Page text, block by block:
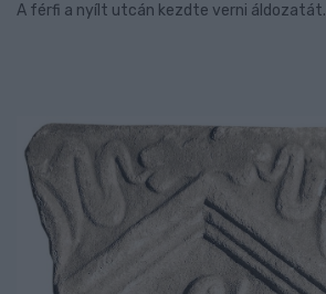
A férfi a nyílt utcán kezdte verni áldozatát.